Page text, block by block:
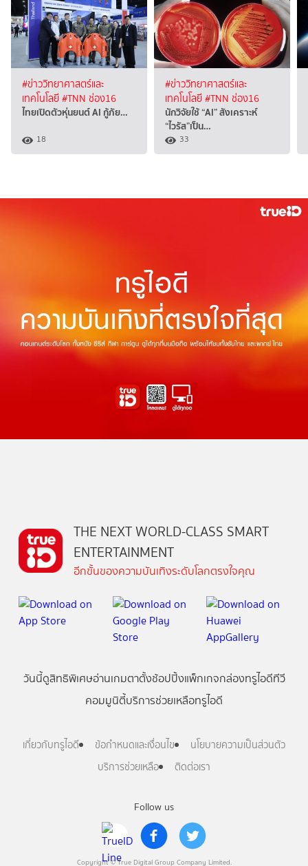
#ข่าววิทยาศาสตร์และ
เทคโนโลยี#TNN ช่อง16
ไทยเปิดตัวหุ่นยนต์ AI กู้ภัย…
18
#ข่าววิทยาศาสตร์และ
เทคโนโลยี#TNN ช่อง16
นักวิจัยใช้ “AI” สังเคราะห์
“ไวรัส”เป็น…
33
Follow us
Copyright © True Digital Group Company Limited.
THE NEXT WORLD-CLASS SMART
ENTERTAINMENT
อีกขั้นของความบันเทิงระดับโลกตรงใจคุณ
วันนี้ดูสิทธิพิเศษอ่านเกมตาตั้งช้อปปิ้งแพ็กเกจกล่องทรูไอดีทีวี
คอมมูนิตี้บริการช่วยเหลือทรูไอดี
เกี่ยวกับทรูไอดี ข้อกำหนดและเงื่อนไข
นโยบายความเป็นส่วนตัว
บริการช่วยเหลือ
ติดต่อเรา